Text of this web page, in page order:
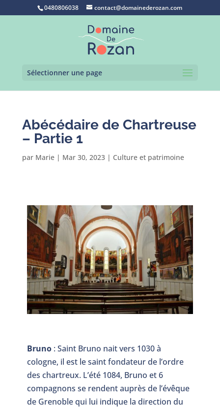
0480806038 contact@domainederozan.com
Sélectionner une page
Abécédaire de Chartreuse
– Partie 1
par Marie| Mar 30, 2023| Culture et patrimoine
Bruno: Saint Bruno nait vers 1030 à
cologne, il est le saint fondateur de l’ordre
des chartreux. L’été 1084, Bruno et 6
compagnons se rendent auprès de l’évêque
de Grenoble qui lui indique la direction du